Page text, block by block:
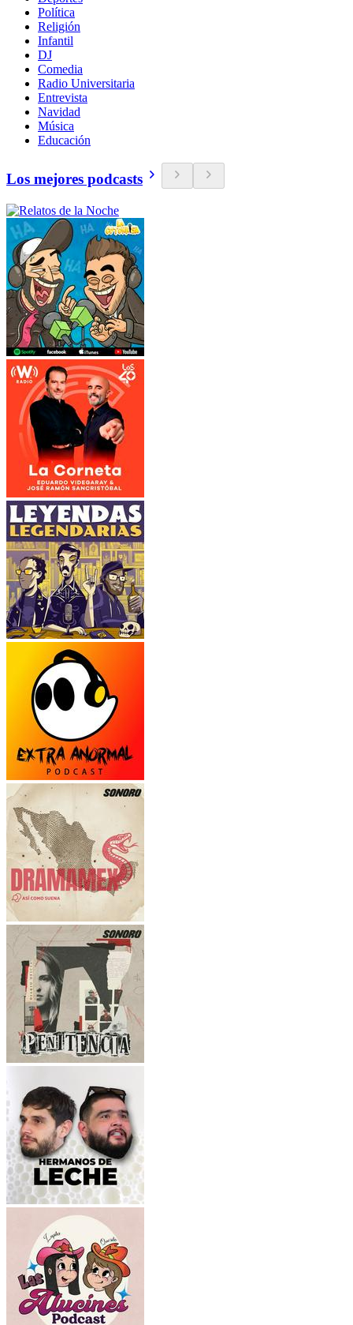
Política
Religión
Infantil
DJ
Comedia
Radio Universitaria
Entrevista
Navidad
Música
Educación
Los mejores podcasts